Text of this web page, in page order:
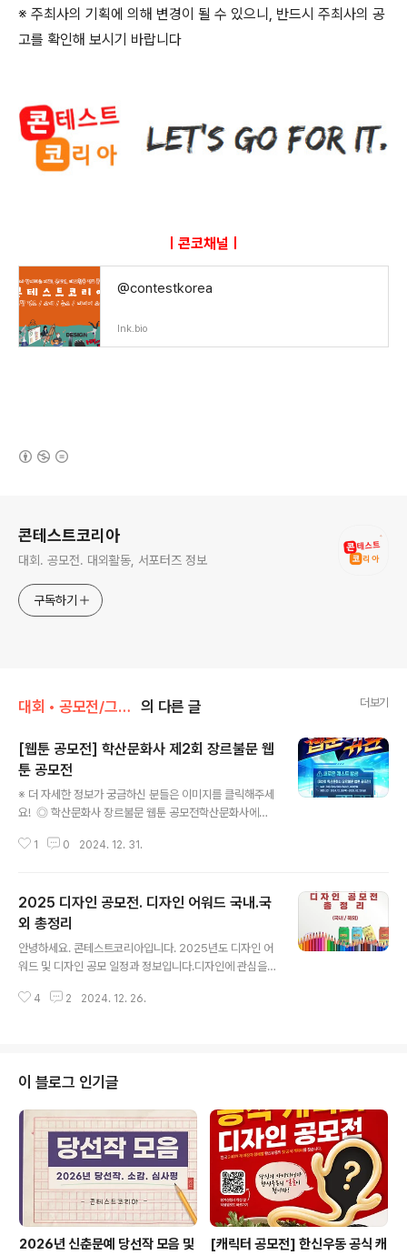
※ 주최사의 기획에 의해 변경이 될 수 있으니 , 반드시 주최사의 공
고를 확인해 보시기 바랍니다
ㅣ콘코채널ㅣ
@contestkorea
lnk.bio
콘테스트코리아
대회. 공모전. 대외활동, 서포터즈 정보
구독하기
대회 • 공모전/그림 • 미술 • 디자인 • 웹툰. 의 다른 글 더보기
[웹툰 공모전] 학산문화사 제2회 장르불문 웹
툰 공모전
※ 더 자세한 정보가 궁금하신 분들은 이미지를 클릭해주세
요! ◎ 학산문화사 장르불문 웹툰 공모전학산문화사에서
니다. ◎ 참가자격만 19세 이상 성인 신인, 기성 작가 응모
p 파일로 묶어 메일로 제출접수 메일 : webcontents@h
aksanpub.co.kr파일명은 접수일_부문_이름(필명)_작
품명(웹소설명)의 형식으로 기재EX)(오리지널 부문 예 : 2
0250228_오리지널테마_정동훈_엔트로피.zip)(콘티·각
천당가.zip) ◎ 출품규격스크롤 웹툰 원고 : 가로 15..
1 0 2024. 12. 31.
2025 디자인 공모전. 디자인 어워드 국내.국
외 총정리
안녕하세요. 콘테스트코리아입니다. 2025년도 디자인 어
워드 및 디자인 공모 일정과 정보입니다.디자인에 관심을
되었으면 합니다. 아래 항목 외에 다른 디자인어워드.공모
감사합니다.​ ※ 중요: 디자인공모전 및 어워드 정보는 주최
사의 사정에 의해 내용이 변경될 수 있습니다. 주최사의 홈
페이지에서 다시한번 꼭 확인하셔야 합니다. >> '바로가
기' 링크 클릭 시 Ctrl + 과 함께 클릭!!​국내공모전명참가자
격접수기간(예상)*출품료**자세한 내용보기 ​대한민국디
자인전람회​일반 및..
4 2 2024. 12. 26.
이 블로그 인기글
2026년 신춘문예 당선작 모음 및
[캐릭터 공모전] 한신우동 공식 캐